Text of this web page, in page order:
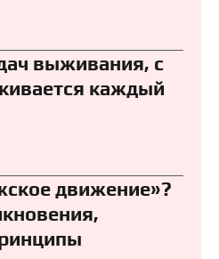
выживания, с
каждый
движение»?